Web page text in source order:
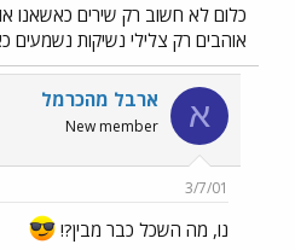
כלום לא חשוב רק שירים כאשאנו
אוהבים רק צלילי נשיקות נשמעים
א ארבל מהכרמל
New member
3/7/01
נו, מה השכל כבר מבין?!